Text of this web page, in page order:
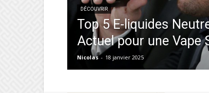
DÉCOUVRIR
Top 5 E-liquides
Actuel pour une Vape
Nicolas - 18 janvier 2025